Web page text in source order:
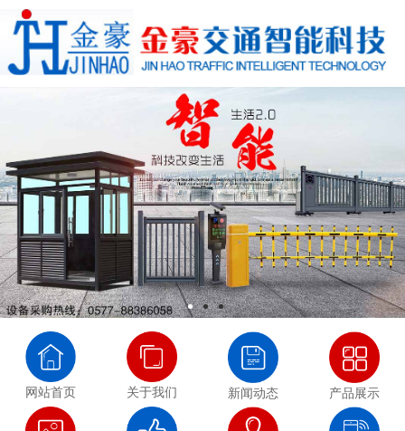
网站首页 关于我们 新闻动态 产品展示